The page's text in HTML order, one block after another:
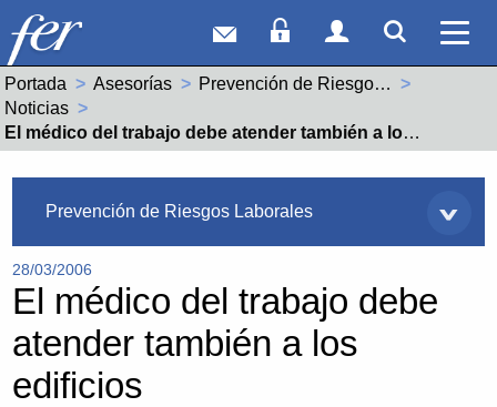
Correo webAcceso Socios
Acceso
Portada Asesorías
Prevención de Riesgos Laborales
Noticias
Actual:
El médico del trabajo debe atender también a los edificios
Prevención de Riesgos Laborales
28/03/2006
El médico del trabajo debe
atender también a los
edificios